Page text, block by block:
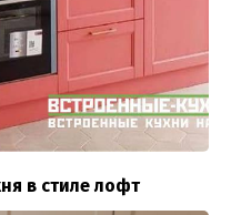
в стиле лофт